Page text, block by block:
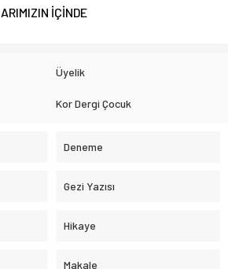
İÇİNDE
Üyelik
Kor Dergi Çocuk
Deneme
Gezi Yazısı
Hikaye
Makale